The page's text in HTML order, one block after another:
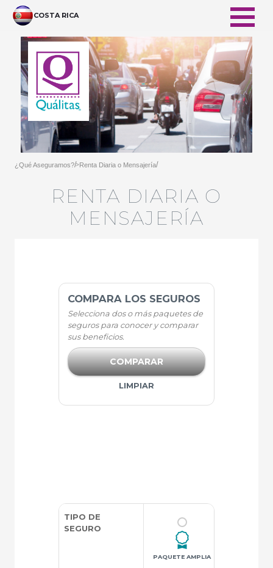
跳转到主内容
COSTA RICA
¿Qué Aseguramos?/>Renta Diaria o Mensajería/
RENTA DIARIA O
MENSAJERÍA
COMPARA LOS SEGUROS
Selecciona dos o más paquetes de
seguros para conocer y comparar
sus beneficios.
COMPARAR
LIMPIAR
TIPO DE
SEGURO
PAQUETE AMPLIA